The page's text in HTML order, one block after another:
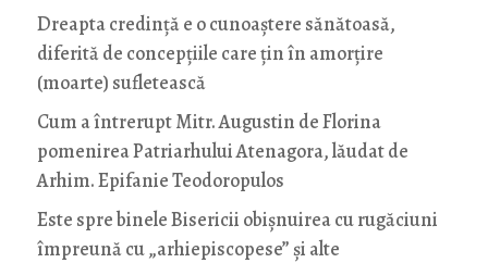
Dreapta credință e o cunoaștere sănătoasă,
diferită de concepțiile care țin în amorțire
(moarte) sufletească
Cum a întrerupt Mitr. Augustin de Florina
pomenirea Patriarhului Atenagora, lăudat de
Arhim. Epifanie Teodoropulos
Este spre binele Bisericii obișnuirea cu rugăciuni
împreună cu „arhiepiscopese” și alte